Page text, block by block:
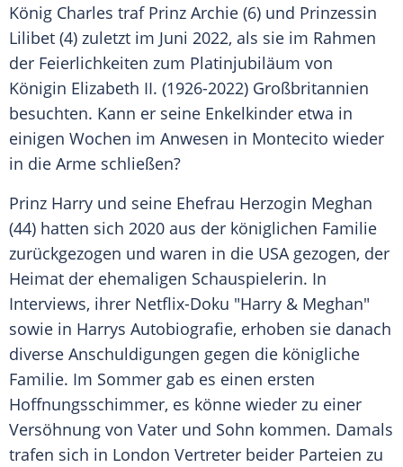
König Charles traf Prinz Archie (6) und Prinzessin
Lilibet (4) zuletzt im Juni 2022, als sie im Rahmen
der Feierlichkeiten zum Platinjubiläum von
Königin Elizabeth II. (1926-2022) Großbritannien
besuchten. Kann er seine Enkelkinder etwa in
einigen Wochen im Anwesen in Montecito wieder
in die Arme schließen?
Prinz Harry und seine Ehefrau Herzogin Meghan
(44) hatten sich 2020 aus der königlichen Familie
zurückgezogen und waren in die USA gezogen, der
Heimat der ehemaligen Schauspielerin. In
Interviews, ihrer Netflix-Doku "Harry & Meghan"
sowie in Harrys Autobiografie, erhoben sie danach
diverse Anschuldigungen gegen die königliche
Familie. Im Sommer gab es einen ersten
Hoffnungsschimmer, es könne wieder zu einer
Versöhnung von Vater und Sohn kommen. Damals
trafen sich in London Vertreter beider Parteien zu